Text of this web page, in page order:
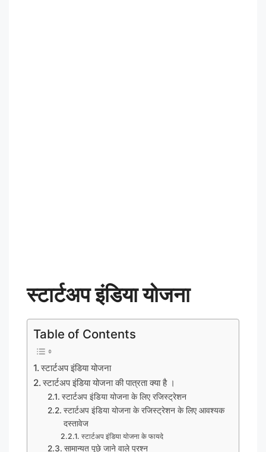
स्टार्टअप इंडिया योजना
Table of Contents
स्टार्टअप इंडिया योजना
स्टार्टअप इंडिया योजना की पात्रता क्या है ।
स्टार्टअप इंडिया योजना के लिए रजिस्ट्रेशन
स्टार्टअप इंडिया योजना के रजिस्ट्रेशन के लिए आवश्यक
दस्तावेज
स्टार्टअप इंडिया योजना के फायदे
सामान्यत पूछे जाने वाले प्रश्न